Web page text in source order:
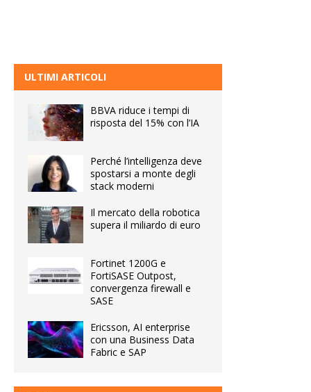
ULTIMI ARTICOLI
BBVA riduce i tempi di
risposta del 15% con l’IA
Perché l’intelligenza deve
spostarsi a monte degli
stack moderni
Il mercato della robotica
supera il miliardo di euro
Fortinet 1200G e
FortiSASE Outpost,
convergenza firewall e
SASE
Ericsson, AI enterprise
con una Business Data
Fabric e SAP